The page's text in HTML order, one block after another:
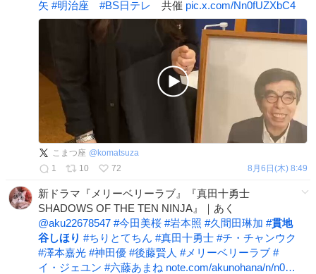
矢 #明治座 #BS日テレ 共催 pic.x.com/Nn0fUZXbC4
こまつ座 @ komatsuza
1
10 72 8月6日(木) 8:49
新ドラマ『メリーベリーラブ』『真田十勇士
SHADOWS OF THE TEN NINJA』｜あく
@aku22678547 #今田美桜 #岩本照 #久間田琳加 #貫地
谷しほり #ちりとてちん #真田十勇士 #チ・チャンウク
#澤本嘉光 #神田優 #後藤賢人 #メリーベリーラブ #
イ・ジェユン #六藤あまね note.com/akunohana/n/n0…